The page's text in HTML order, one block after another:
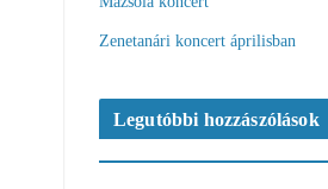
Zenetanári koncert áprilisban
Legutóbbi hozzászólások